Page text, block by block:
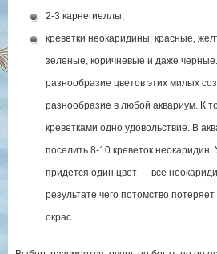
2-3 карнегиеллы;
креветки неокаридины: красные,
зеленые, коричневые и даже
разнообразие цветов этих милых
разнообразие в любой аквариум. К
креветками одно удовольствие. В
поселить 8-10 креветок неокаридин.
придется один цвет — все
результате чего потомство
окрас.